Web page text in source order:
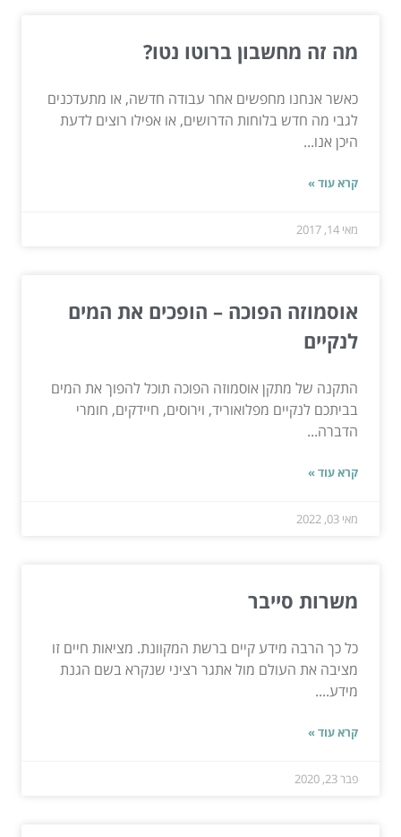
מה זה מחשבון ברוטו נטו?
כאשר אנחנו מחפשים אחר עבודה חדשה, או מתעדכנים
לגבי מה חדש בלוחות הדרושים, או אפילו רוצים לדעת
היכן אנו...
קרא עוד »
מאי 14, 2017
אוסמוזה הפוכה – הופכים את המים
לנקיים
התקנה של מתקן אוסמוזה הפוכה תוכל להפוך את המים
בביתכם לנקיים מפלואוריד, וירוסים, חיידקים, חומרי
הדברה...
קרא עוד »
מאי 03, 2022
משרות סייבר
כל כך הרבה מידע קיים ברשת המקוונת. מציאות חיים זו
מציבה את העולם מול אתגר רציני שנקרא בשם הגנת
מידע....
קרא עוד »
פבר 23, 2020